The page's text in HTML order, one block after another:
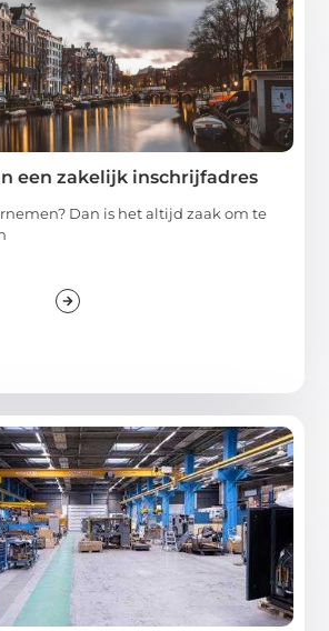
een zakelijk inschrijfadres
Dan is het altijd zaak om te